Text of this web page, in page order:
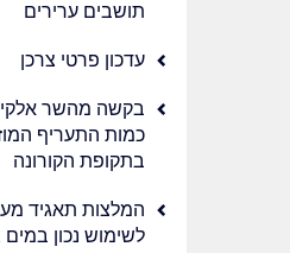
תושבים ערירים
עדכון פרטי צרכן
בקשה מהשר
כמות התעריף
בתקופת הקורונה
המלצות תאגיד
לשימוש נכון